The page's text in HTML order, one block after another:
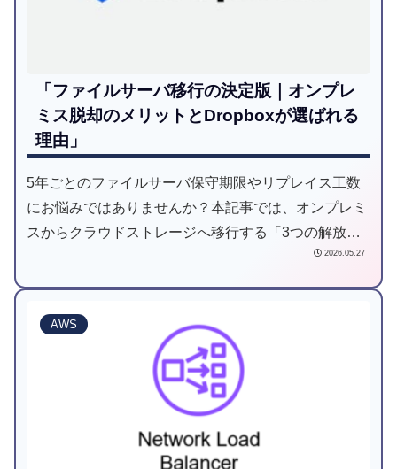
「ファイルサーバ移行の決定版｜オンプレ
ミス脱却のメリットとDropboxが選ばれる
理由」
5年ごとのファイルサーバ保守期限やリプレイス工数
にお悩みではありませんか？本記事では、オンプレミ
スからクラウドストレージへ移行する「3つの解放」
と、成功のための「4つの落とし穴」を解説。
2026.05.27
AWS